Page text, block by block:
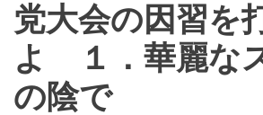
党大会の因習を
よ １．華麗な
の陰で